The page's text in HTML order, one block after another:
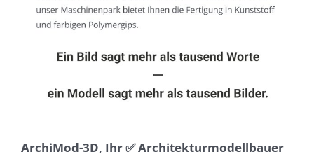
ArchiMod-3D, Ihr ✅ Architekturmodellbauer